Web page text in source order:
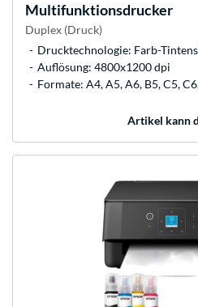
Multifunktionsdrucker
Duplex (Druck)
Drucktechnologie: Farb-
Auflösung: 4800x1200 dpi
Formate: A4, A5, A6, B5, C5,
Artikel kann